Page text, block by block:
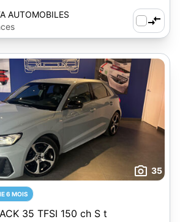
AUTOMOBILES
35
6 MOIS
35 TFSI 150 ch S t